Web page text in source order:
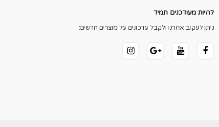
להיות מעודכנים תמיד
ניתן לעקוב אחרנו ולקבל עדכונים על מוצרים חדשים: